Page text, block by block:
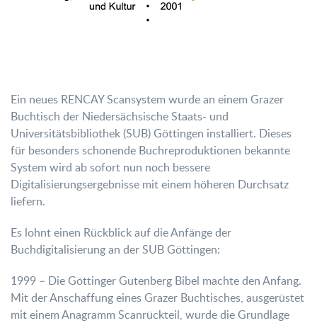
Ein neues RENCAY Scansystem wurde an einem Grazer
Buchtisch der Niedersächsische Staats- und
Universitätsbibliothek (SUB) Göttingen installiert. Dieses
für besonders schonende Buchreproduktionen bekannte
System wird ab sofort nun noch bessere
Digitalisierungsergebnisse mit einem höheren Durchsatz
liefern.
Es lohnt einen Rückblick auf die Anfänge der
Buchdigitalisierung an der SUB Göttingen:
1999 – Die Göttinger Gutenberg Bibel machte den Anfang.
Mit der Anschaffung eines Grazer Buchtisches, ausgerüstet
mit einem Anagramm Scanrückteil, wurde die Grundlage